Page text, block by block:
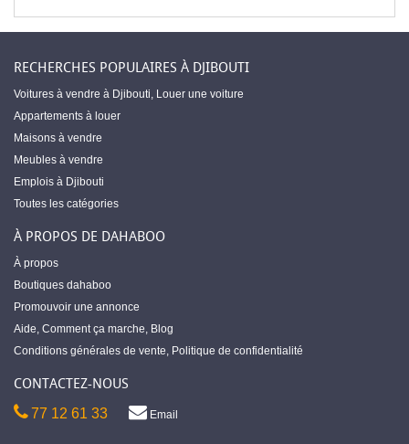
RECHERCHES POPULAIRES À DJIBOUTI
Voitures à vendre à Djibouti, Louer une voiture
Appartements à louer
Maisons à vendre
Meubles à vendre
Emplois à Djibouti
Toutes les catégories
À PROPOS DE DAHABOO
À propos
Boutiques dahaboo
Promouvoir une annonce
Aide, Comment ça marche, Blog
Conditions générales de vente, Politique de confidentialité
CONTACTEZ-NOUS
77 12 61 33 Email